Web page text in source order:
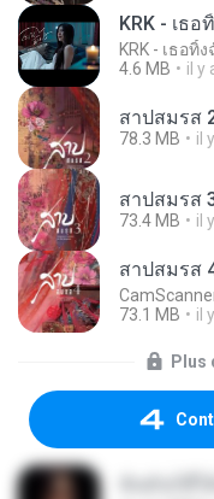
KRK - เธอ
KRK - เธอทิ้
4.6 MB
il y
สาปสมรส
78.3 MB il
สาปสมรส
73.4 MB il
สาปสมรส
73.1 MB
il
Plus